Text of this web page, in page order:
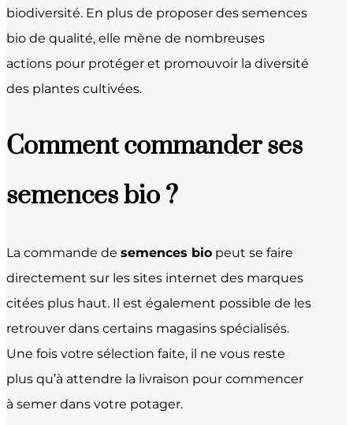
biodiversité. En plus de proposer des semences
bio de qualité, elle mène de nombreuses
actions pour protéger et promouvoir la diversité
des plantes cultivées.
Comment commander ses
semences bio ?
La commande de semences bio peut se faire
directement sur les sites internet des marques
citées plus haut. Il est également possible de les
retrouver dans certains magasins spécialisés.
Une fois votre sélection faite, il ne vous reste
plus qu’à attendre la livraison pour commencer
à semer dans votre potager.